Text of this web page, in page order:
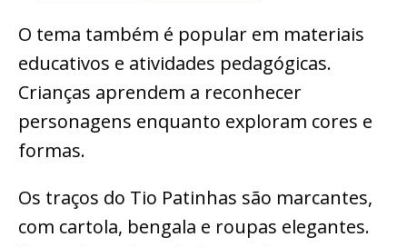
O tema também é popular em materiais
educativos e atividades pedagógicas.
Crianças aprendem a reconhecer
personagens enquanto exploram cores e
formas.
Os traços do Tio Patinhas são marcantes,
com cartola, bengala e roupas elegantes.